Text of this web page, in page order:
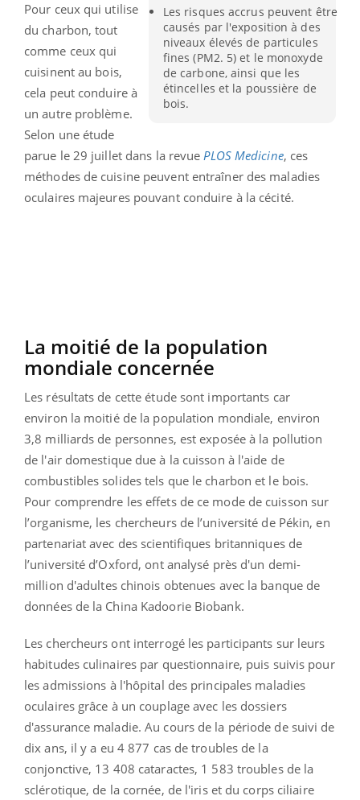
Les risques accrus peuvent être
causés par l'exposition à des
niveaux élevés de particules
fines (PM2. 5) et le monoxyde
de carbone, ainsi que les
étincelles et la poussière de
bois.
Pour ceux qui utilise
du charbon, tout
comme ceux qui
cuisinent au bois,
cela peut conduire à
un autre problème.
Selon une étude
parue le 29 juillet dans la revuePLOS Medicine, ces
méthodes de cuisine peuvent entraîner des maladies
oculaires majeures pouvant conduire à la cécité.
La moitié de la population
mondiale concernée
Les résultats de cette étude sont importants car
environ la moitié de la population mondiale, environ
3,8 milliards de personnes, est exposée à la pollution
de l'air domestique due à la cuisson à l'aide de
combustibles solides tels que le charbon et le bois.
Pour comprendre les effets de ce mode de cuisson sur
l’organisme, les chercheurs de l’université de Pékin, en
partenariat avec des scientifiques britanniques de
l’université d’Oxford, ont analysé près d'un demi-
million d'adultes chinois obtenues avec la banque de
données de la China Kadoorie Biobank.
Les chercheurs ont interrogé les participants sur leurs
habitudes culinaires par questionnaire, puis suivis pour
les admissions à l'hôpital des principales maladies
oculaires grâce à un couplage avec les dossiers
d'assurance maladie. Au cours de la période de suivi de
dix ans, il y a eu 4 877 cas de troubles de la
conjonctive, 13 408 cataractes, 1 583 troubles de la
sclérotique, de la cornée, de l'iris et du corps ciliaire